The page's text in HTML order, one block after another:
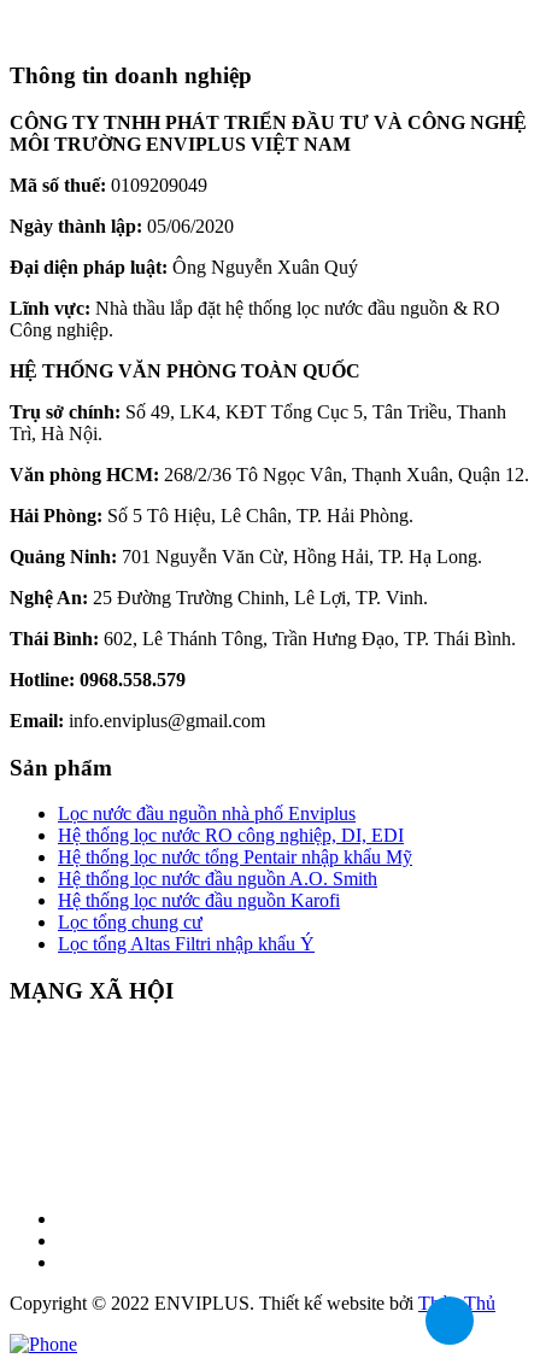
Thông tin doanh nghiệp
CÔNG TY TNHH PHÁT TRIỂN ĐẦU TƯ VÀ CÔNG NGHỆ
MÔI TRƯỜNG ENVIPLUS VIỆT NAM
Mã số thuế: 0109209049
Ngày thành lập: 05/06/2020
Đại diện pháp luật: Ông Nguyễn Xuân Quý
Lĩnh vực: Nhà thầu lắp đặt hệ thống lọc nước đầu nguồn & RO
Công nghiệp.
HỆ THỐNG VĂN PHÒNG TOÀN QUỐC
Trụ sở chính: Số 49, LK4, KĐT Tổng Cục 5, Tân Triều, Thanh
Trì, Hà Nội.
Văn phòng HCM: 268/2/36 Tô Ngọc Vân, Thạnh Xuân, Quận 12.
Hải Phòng: Số 5 Tô Hiệu, Lê Chân, TP. Hải Phòng.
Quảng Ninh: 701 Nguyễn Văn Cừ, Hồng Hải, TP. Hạ Long.
Nghệ An: 25 Đường Trường Chinh, Lê Lợi, TP. Vinh.
Thái Bình: 602, Lê Thánh Tông, Trần Hưng Đạo, TP. Thái Bình.
Hotline: 0968.558.579
Email: info.enviplus@gmail.com
Sản phẩm
Lọc nước đầu nguồn nhà phố Enviplus
Hệ thống lọc nước RO công nghiệp, DI, EDI
Hệ thống lọc nước tổng Pentair nhập khẩu Mỹ
Hệ thống lọc nước đầu nguồn A.O. Smith
Hệ thống lọc nước đầu nguồn Karofi
Lọc tổng chung cư
Lọc tổng Altas Filtri nhập khẩu Ý
MẠNG XÃ HỘI
Copyright © 2022 ENVIPLUS. Thiết kế website bởi Thủy Thủ